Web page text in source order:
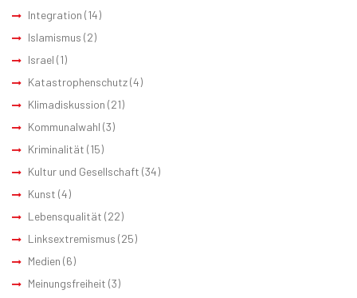
Integration (14)
Islamismus (2)
Israel (1)
Katastrophenschutz(4)
Klimadiskussion (21)
Kommunalwahl (3)
Kriminalität (15)
Kultur und Gesellschaft (34)
Kunst (4)
Lebensqualität (22)
Linksextremismus (25)
Medien (6)
Meinungsfreiheit (3)